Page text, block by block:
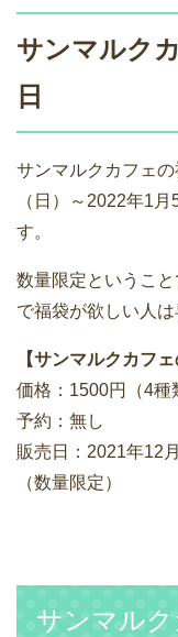
サンマルク
日
サンマルクカフェ
（日）～2022年1
す。
数量限定というこ
で福袋が欲しい人は
【サンマルクカフェ
価格：1500円（4種
予約：無し
販売日：2021年12
（数量限定）
サンマル